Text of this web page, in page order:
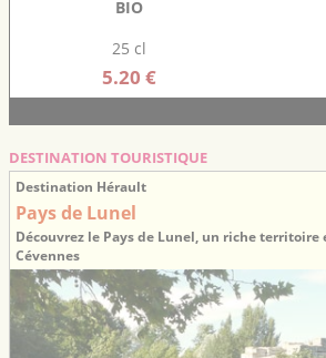
BIO
25 cl
5.20 €
DESTINATION TOURISTIQUE
Destination Hérault
Pays de Lunel
Découvrez le Pays de Lunel, un riche territoire
Cévennes